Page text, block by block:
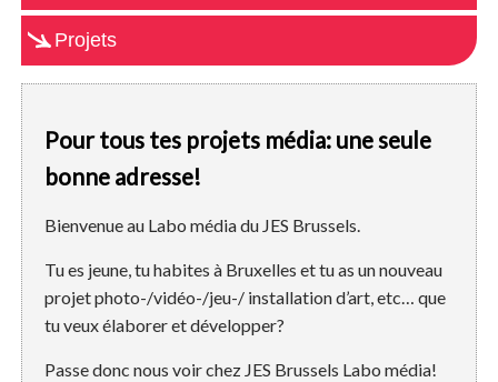
Projets
Pour tous tes projets média: une seule
bonne adresse!
Bienvenue au Labo média du JES Brussels.
Tu es jeune, tu habites à Bruxelles et tu as un nouveau
projet photo-/vidéo-/jeu-/ installation d’art, etc… que
tu veux élaborer et développer?
Passe donc nous voir chez JES Brussels Labo média!